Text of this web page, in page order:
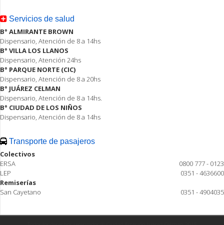
Servicios de salud
B° ALMIRANTE BROWN
Dispensario, Atención de 8 a 14hs
B° VILLA LOS LLANOS
Dispensario, Atención 24hs
B° PARQUE NORTE (CIC)
Dispensario, Atención de 8 a 20hs
B° JUÁREZ CELMAN
Dispensario, Atención de 8 a 14hs.
B° CIUDAD DE LOS NIÑOS
Dispensario, Atención de 8 a 14hs
Transporte de pasajeros
Colectivos
ERSA
0800 777 - 0123
LEP
0351 - 4636600
Remiserías
San Cayetano
0351 - 4904035